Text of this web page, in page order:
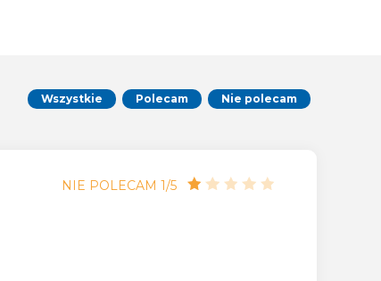
Wszystkie Polecam Nie polecam
NIE POLECAM 1/5